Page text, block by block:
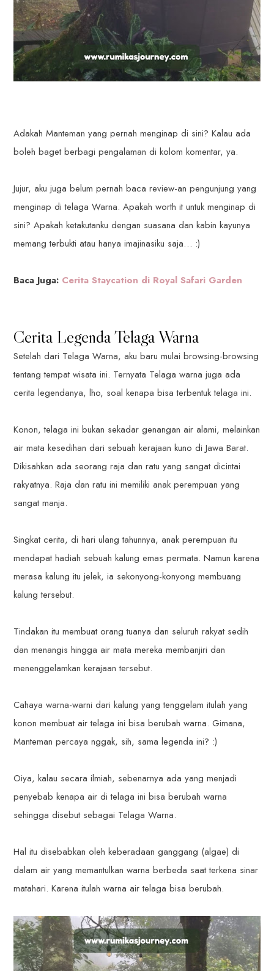
Adakah Manteman yang pernah menginap di sini? Kalau ada
boleh baget berbagi pengalaman di kolom komentar, ya.
Jujur, aku juga belum pernah baca review-an pengunjung yang
menginap di telaga Warna. Apakah worth it untuk menginap di
sini? Apakah ketakutanku dengan suasana dan kabin kayunya
memang terbukti atau hanya imajinasiku saja… :)
Baca Juga: Cerita Staycation di Royal Safari Garden
Cerita Legenda Telaga Warna
Setelah dari Telaga Warna, aku baru mulai browsing-browsing
tentang tempat wisata ini. Ternyata Telaga warna juga ada
cerita legendanya, lho, soal kenapa bisa terbentuk telaga ini.
Konon, telaga ini bukan sekadar genangan air alami, melainkan
air mata kesedihan dari sebuah kerajaan kuno di Jawa Barat.
Dikisahkan ada seorang raja dan ratu yang sangat dicintai
rakyatnya. Raja dan ratu ini memiliki anak perempuan yang
sangat manja.
Singkat cerita, di hari ulang tahunnya, anak perempuan itu
mendapat hadiah sebuah kalung emas permata. Namun karena
merasa kalung itu jelek, ia sekonyong-konyong membuang
kalung tersebut.
Tindakan itu membuat orang tuanya dan seluruh rakyat sedih
dan menangis hingga air mata mereka membanjiri dan
menenggelamkan kerajaan tersebut.
Cahaya warna-warni dari kalung yang tenggelam itulah yang
konon membuat air telaga ini bisa berubah warna. Gimana,
Manteman percaya nggak, sih, sama legenda ini? :)
Oiya, kalau secara ilmiah, sebenarnya ada yang menjadi
penyebab kenapa air di telaga ini bisa berubah warna
sehingga disebut sebagai Telaga Warna.
Hal itu disebabkan oleh keberadaan ganggang (algae) di
dalam air yang memantulkan warna berbeda saat terkena sinar
matahari. Karena itulah warna air telaga bisa berubah.